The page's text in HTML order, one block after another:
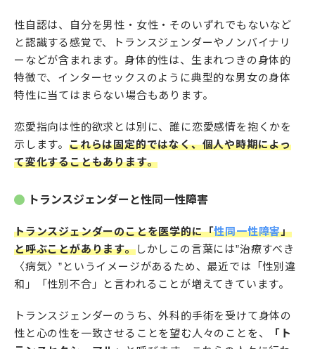
性自認は、自分を男性・女性・そのいずれでもないなど
と認識する感覚で、トランスジェンダーやノンバイナリ
ーなどが含まれます。身体的性は、生まれつきの身体的
特徴で、インターセックスのように典型的な男女の身体
特性に当てはまらない場合もあります。
恋愛指向は性的欲求とは別に、誰に恋愛感情を抱くかを
示します。 これらは固定的ではなく、個人や時期によっ
て変化することもあります。
トランスジェンダーと性同一性障害
トランスジェンダーのことを医学的に「性同一性障害」
と呼ぶことがあります。しかしこの言葉には”治療すべき
〈病気〉”というイメージがあるため、最近では「性別違
和」「性別不合」と言われることが増えてきています。
トランスジェンダーのうち、外科的手術を受けて身体の
性と心の性を一致させることを望む人々のことを、
「ト